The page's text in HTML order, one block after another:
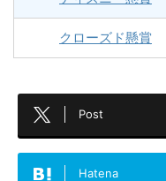
クローズド懸賞
Post
Hatena